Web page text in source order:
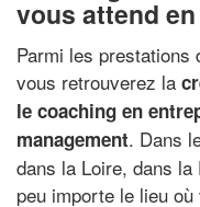
vous attend
Parmi les prestations
vous retrouverez la
le coaching en
management. Dans
dans la Loire, dans
peu importe le lieu